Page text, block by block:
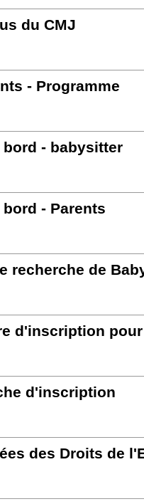
du CMJ
- Programme
- babysitter
- Parents
recherche de
d'inscription
d'inscription
des Droits de